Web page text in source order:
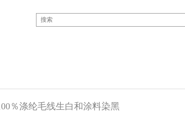
％涤纶毛线生白和涂料染黑